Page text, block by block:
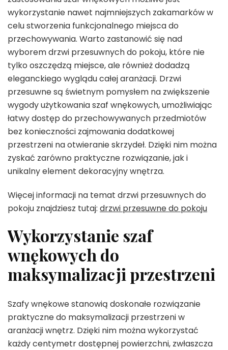
wykorzystanie nawet najmniejszych zakamarków w
celu stworzenia funkcjonalnego miejsca do
przechowywania. Warto zastanowić się nad
wyborem drzwi przesuwnych do pokoju, które nie
tylko oszczędzą miejsce, ale również dodadzą
eleganckiego wyglądu całej aranżacji. Drzwi
przesuwne są świetnym pomysłem na zwiększenie
wygody użytkowania szaf wnękowych, umożliwiając
łatwy dostęp do przechowywanych przedmiotów
bez konieczności zajmowania dodatkowej
przestrzeni na otwieranie skrzydeł. Dzięki nim można
zyskać zarówno praktyczne rozwiązanie, jak i
unikalny element dekoracyjny wnętrza.
Więcej informacji na temat drzwi przesuwnych do
pokoju znajdziesz tutaj: drzwi przesuwne do pokoju
Wykorzystanie szaf
wnękowych do
maksymalizacji przestrzeni
Szafy wnękowe stanowią doskonałe rozwiązanie
praktyczne do maksymalizacji przestrzeni w
aranżacji wnętrz. Dzięki nim można wykorzystać
każdy centymetr dostępnej powierzchni, zwłaszcza